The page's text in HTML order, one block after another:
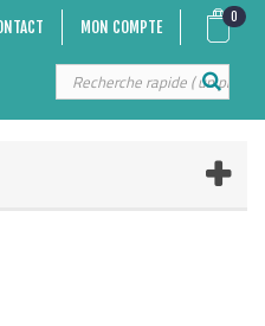
0
MON COMPTE